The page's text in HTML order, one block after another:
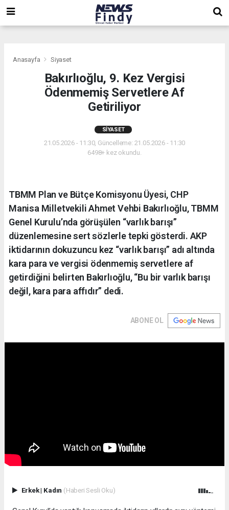
Anasayfa Siyaset
Bakırlıoğlu, 9. Kez Vergisi
Ödenmemiş Servetlere Af
Getiriliyor
SIYASET
21.05.2026 - 11:30, Güncelleme: 21.05.2026 - 11:30
6498+ kez okundu.
TBMM Plan ve Bütçe Komisyonu Üyesi, CHP
Manisa Milletvekili Ahmet Vehbi Bakırlıoğlu, TBMM
Genel Kurulu’nda görüşülen “varlık barışı”
düzenlemesine sert sözlerle tepki gösterdi. AKP
iktidarının dokuzuncu kez “varlık barışı” adı altında
kara para ve vergisi ödenmemiş servetlere af
getirdiğini belirten Bakırlıoğlu, “Bu bir varlık barışı
değil, kara para affıdır” dedi.
ABONE OL
Erkek| Kadın (Haberi Sesli Oku)